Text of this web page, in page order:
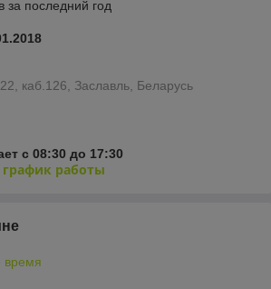
за последний год
каб.126, Заславль, Беларусь
с 08:30 до 17:30
график работы
время